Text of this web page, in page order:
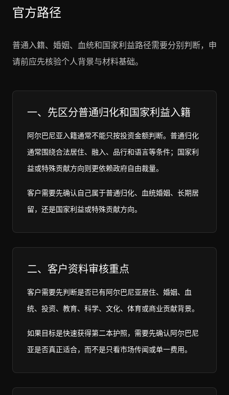
官方路径
普通入籍、婚姻、血统和国家利益路径需要分别判断，申
请前应先核验个人背景与材料基础。
一、先区分普通归化和国家利益入籍
阿尔巴尼亚入籍通常不能只按投资金额判断。普通归化
通常围绕合法居住、融入、品行和语言等条件；国家利
益或特殊贡献方向则更依赖政府自由裁量。
客户需要先确认自己属于普通归化、血统婚姻、长期居
留，还是国家利益或特殊贡献方向。
二、客户资料审核重点
客户需要先判断是否已有阿尔巴尼亚居住、婚姻、血
统、投资、教育、科学、文化、体育或商业贡献背景。
如果目标是快速获得第二本护照，需要先确认阿尔巴尼
亚是否真正适合，而不是只看市场传闻或单一费用。